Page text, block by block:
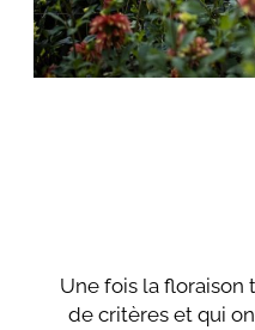
Une fois la
de critères et qui